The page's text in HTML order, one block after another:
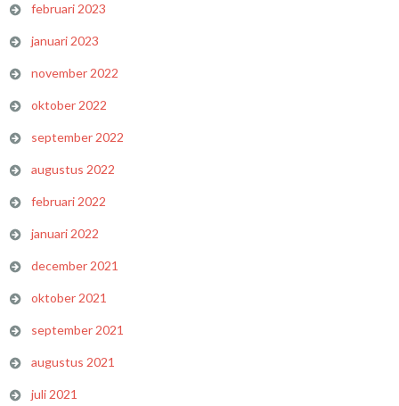
februari 2023
januari 2023
november 2022
oktober 2022
september 2022
augustus 2022
februari 2022
januari 2022
december 2021
oktober 2021
september 2021
augustus 2021
juli 2021